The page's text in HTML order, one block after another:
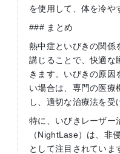
を使用して、体を冷や
### まとめ
熱中症といびきの関係
講じることで、快適な
きます。いびきの原因
い場合は、専門の医療
し、適切な治療法を受
特に、いびきレーザー
（NightLase）は、非
として注目されていま